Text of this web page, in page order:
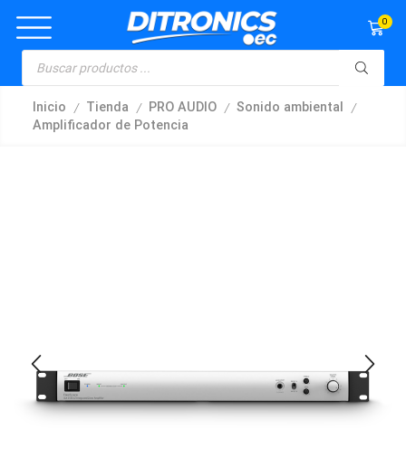
0
Inicio / Tienda / PRO AUDIO / Sonido ambiental /
Amplificador de Potencia